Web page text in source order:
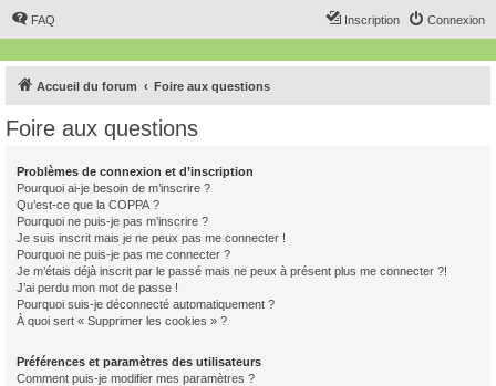
FAQ Connexion
Inscription
Accueil du forum Foire aux questions
Foire aux questions
Problèmes de connexion et d’inscription
Pourquoi ai-je besoin de m’inscrire ?
Qu’est-ce que la COPPA ?
Pourquoi ne puis-je pas m’inscrire ?
Je suis inscrit mais je ne peux pas me connecter !
Pourquoi ne puis-je pas me connecter ?
Je m’étais déjà inscrit par le passé mais ne peux à présent plus me connecter ?!
J’ai perdu mon mot de passe !
Pourquoi suis-je déconnecté automatiquement ?
À quoi sert « Supprimer les cookies » ?
Préférences et paramètres des utilisateurs
Comment puis-je modifier mes paramètres ?